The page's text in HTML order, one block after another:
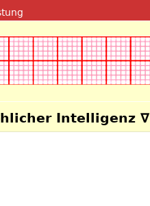
Intelligenz ∇